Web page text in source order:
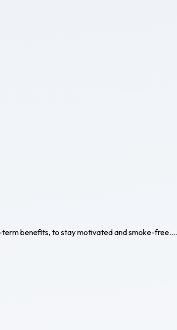
benefits, to stay motivated and smoke-free....